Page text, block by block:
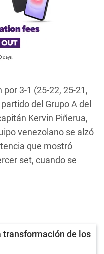
3-1 (25-22, 25-21,
del Grupo A del
Kervin Piñerua,
venezolano se alzó
que mostró
set, cuando se
transformación de los